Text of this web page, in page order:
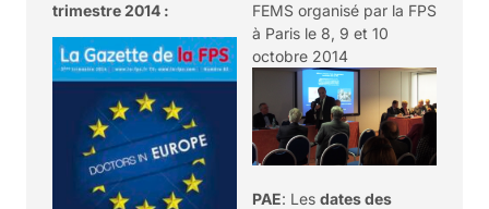
trimestre 2014 :
FEMS organisé par la FPS
à Paris le 8, 9 et 10
octobre 2014
PAE: Les dates des